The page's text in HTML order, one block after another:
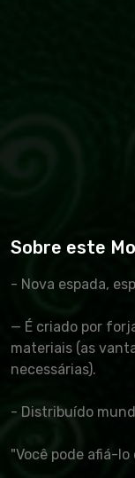
Sobre este
- Nova espada,
— É criado por
materiais (as
necessárias).
- Distribuído
"Você pode afiá-